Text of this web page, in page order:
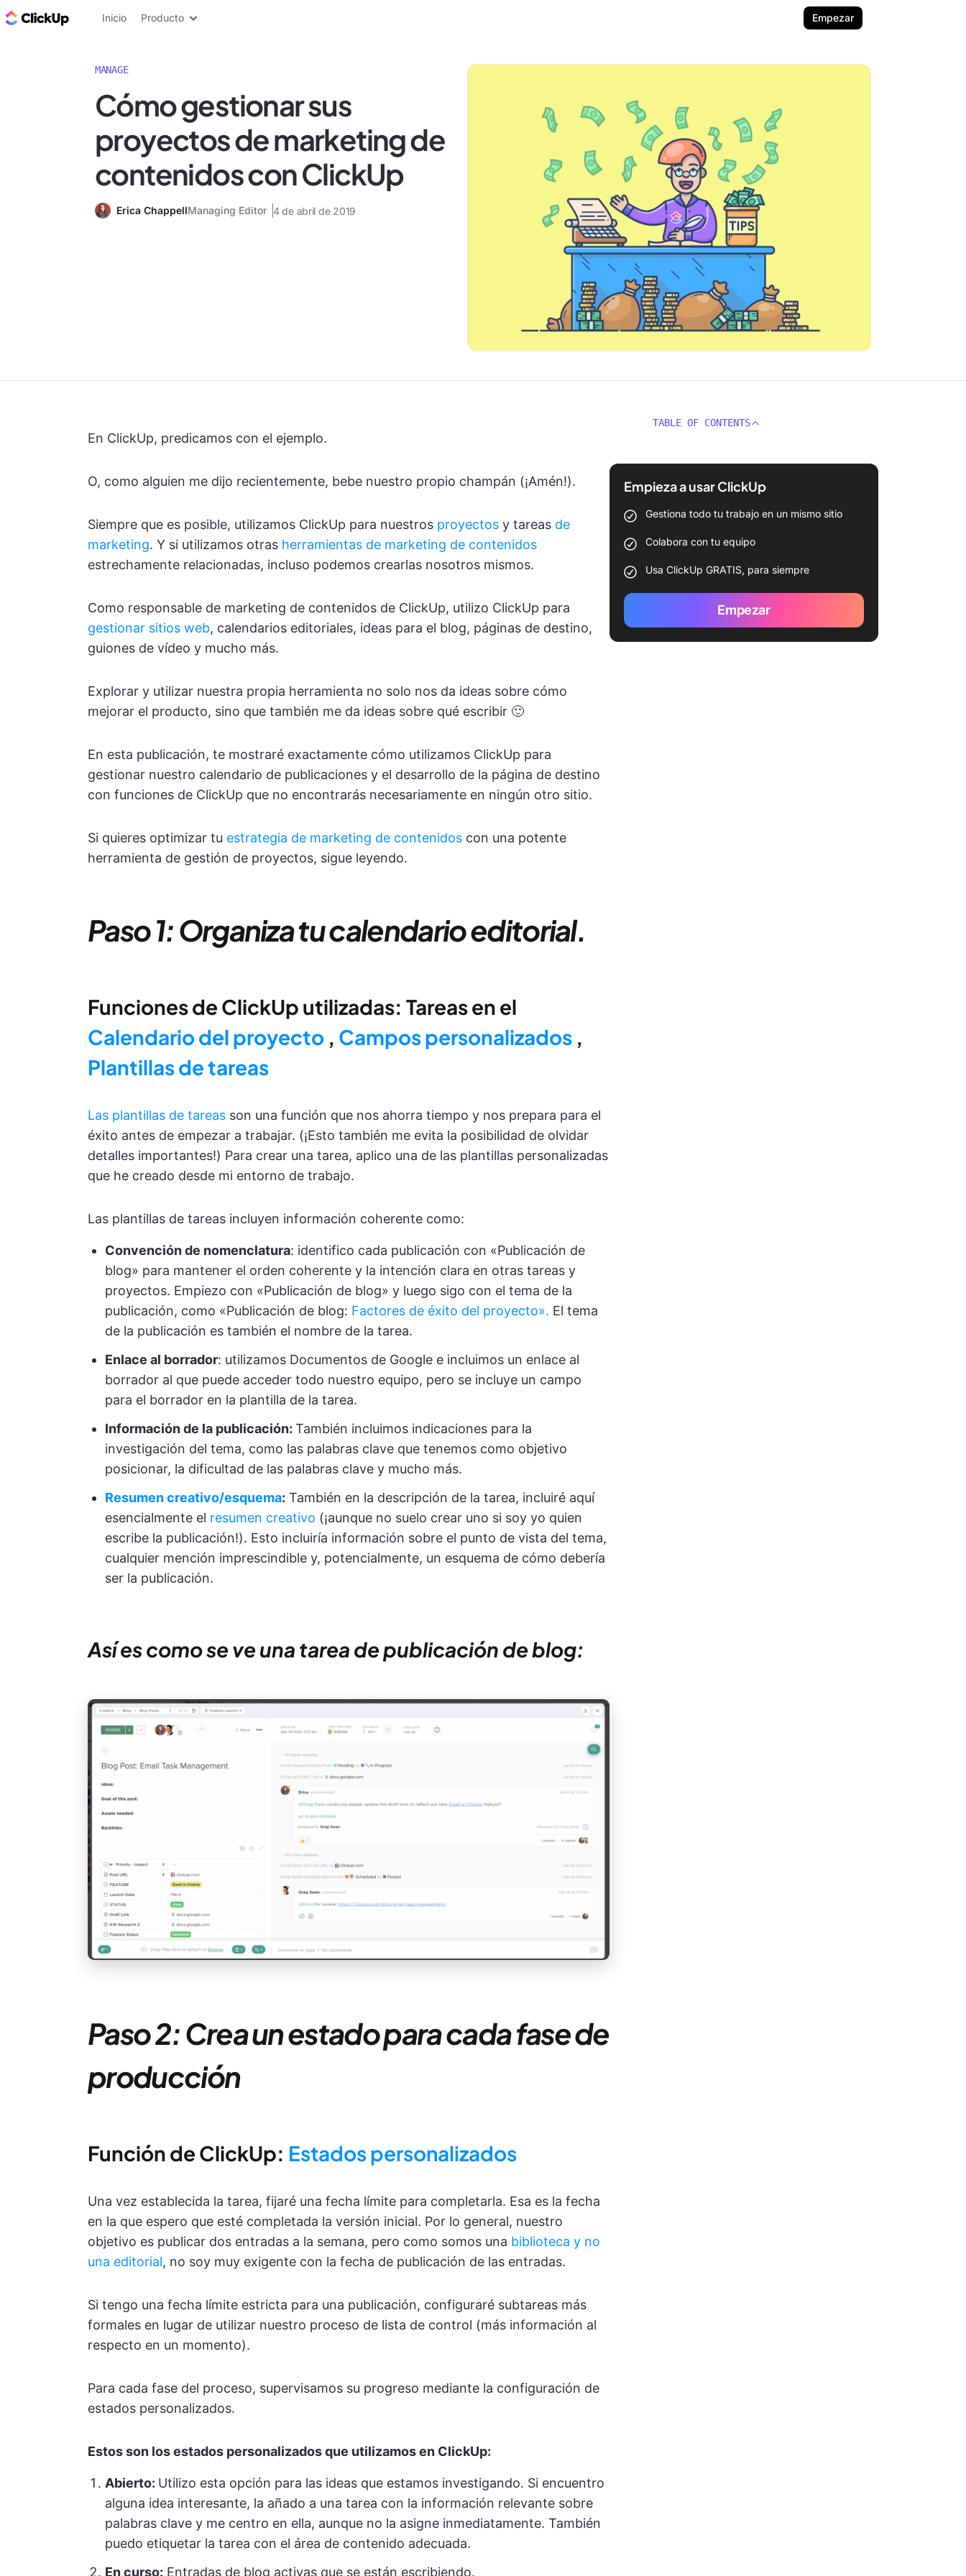
ClickUp Blog
Inicio Producto Empezar
MANAGE
Cómo gestionar sus
proyectos de marketing de
contenidos con ClickUp
Erica ChappellManaging Editor 4 de abril de 2019
En ClickUp, predicamos con el ejemplo.
O, como alguien me dijo recientemente, bebe nuestro propio champán (¡Amén!).
Siempre que es posible, utilizamos ClickUp para nuestros proyectos y tareas de
marketing. Y si utilizamos otras herramientas de marketing de contenidos
estrechamente relacionadas, incluso podemos crearlas nosotros mismos.
Como responsable de marketing de contenidos de ClickUp, utilizo ClickUp para
gestionar sitios web, calendarios editoriales, ideas para el blog, páginas de destino,
guiones de vídeo y mucho más.
Explorar y utilizar nuestra propia herramienta no solo nos da ideas sobre cómo
mejorar el producto, sino que también me da ideas sobre qué escribir 🙂
En esta publicación, te mostraré exactamente cómo utilizamos ClickUp para
gestionar nuestro calendario de publicaciones y el desarrollo de la página de destino
con funciones de ClickUp que no encontrarás necesariamente en ningún otro sitio.
Si quieres optimizar tu estrategia de marketing de contenidos con una potente
herramienta de gestión de proyectos, sigue leyendo.
Paso 1: Organiza tu calendario editorial.
Funciones de ClickUp utilizadas: Tareas en el
Calendario del proyecto , Campos personalizados ,
Plantillas de tareas
Las plantillas de tareas son una función que nos ahorra tiempo y nos prepara para el
éxito antes de empezar a trabajar. (¡Esto también me evita la posibilidad de olvidar
detalles importantes!) Para crear una tarea, aplico una de las plantillas personalizadas
que he creado desde mi entorno de trabajo.
Las plantillas de tareas incluyen información coherente como:
Convención de nomenclatura: identifico cada publicación con «Publicación de
blog» para mantener el orden coherente y la intención clara en otras tareas y
proyectos. Empiezo con «Publicación de blog» y luego sigo con el tema de la
publicación, como «Publicación de blog: Factores de éxito del proyecto». El tema
de la publicación es también el nombre de la tarea.
Enlace al borrador: utilizamos Documentos de Google e incluimos un enlace al
borrador al que puede acceder todo nuestro equipo, pero se incluye un campo
para el borrador en la plantilla de la tarea.
Información de la publicación: También incluimos indicaciones para la
investigación del tema, como las palabras clave que tenemos como objetivo
posicionar, la dificultad de las palabras clave y mucho más.
Resumen creativo/esquema: También en la descripción de la tarea, incluiré aquí
esencialmente el resumen creativo (¡aunque no suelo crear uno si soy yo quien
escribe la publicación!). Esto incluiría información sobre el punto de vista del tema,
cualquier mención imprescindible y, potencialmente, un esquema de cómo debería
ser la publicación.
Así es como se ve una tarea de publicación de blog:
Paso 2: Crea un estado para cada fase de
producción
Función de ClickUp: Estados personalizados
Una vez establecida la tarea, fijaré una fecha límite para completarla. Esa es la fecha
en la que espero que esté completada la versión inicial. Por lo general, nuestro
objetivo es publicar dos entradas a la semana, pero como somos una biblioteca y no
una editorial, no soy muy exigente con la fecha de publicación de las entradas.
Si tengo una fecha límite estricta para una publicación, configuraré subtareas más
formales en lugar de utilizar nuestro proceso de lista de control (más información al
respecto en un momento).
Para cada fase del proceso, supervisamos su progreso mediante la configuración de
estados personalizados.
Estos son los estados personalizados que utilizamos en ClickUp:
Abierto: Utilizo esta opción para las ideas que estamos investigando. Si encuentro
alguna idea interesante, la añado a una tarea con la información relevante sobre
palabras clave y me centro en ella, aunque no la asigne inmediatamente. También
puedo etiquetar la tarea con el área de contenido adecuada.
En curso: Entradas de blog activas que se están escribiendo.
TABLE OF CONTENTS
Empieza a usar ClickUp
Gestiona todo tu trabajo en un mismo sitio
Colabora con tu equipo
Usa ClickUp GRATIS, para siempre
Empezar